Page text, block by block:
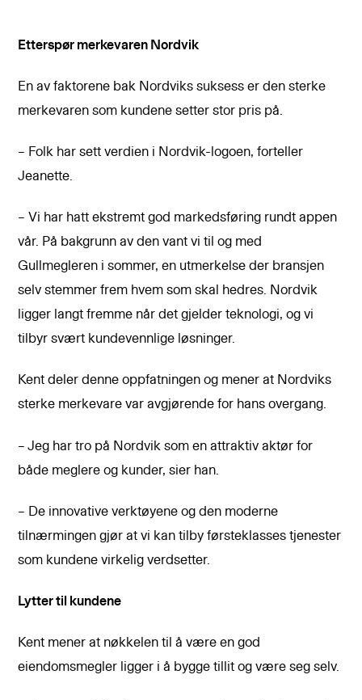
Etterspør merkevaren Nordvik
En av faktorene bak Nordviks suksess er den sterke
merkevaren som kundene setter stor pris på.
– Folk har sett verdien i Nordvik-logoen, forteller
Jeanette.
– Vi har hatt ekstremt god markedsføring rundt appen
vår. På bakgrunn av den vant vi til og med
Gullmegleren i sommer, en utmerkelse der bransjen
selv stemmer frem hvem som skal hedres. Nordvik
ligger langt fremme når det gjelder teknologi, og vi
tilbyr svært kundevennlige løsninger.
Kent deler denne oppfatningen og mener at Nordviks
sterke merkevare var avgjørende for hans overgang.
– Jeg har tro på Nordvik som en attraktiv aktør for
både meglere og kunder, sier han.
– De innovative verktøyene og den moderne
tilnærmingen gjør at vi kan tilby førsteklasses tjenester
som kundene virkelig verdsetter.
Lytter til kundene
Kent mener at nøkkelen til å være en god
eiendomsmegler ligger i å bygge tillit og være seg selv.